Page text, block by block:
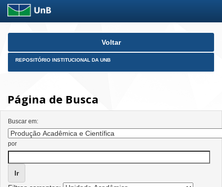
Skip
Voltar
REPOSITÓRIO INSTITUCIONAL DA UNB
Página de Busca
Buscar em:
por